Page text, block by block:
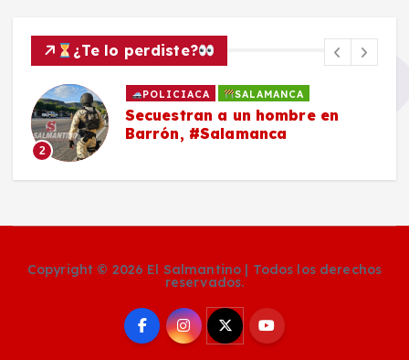
¿Te lo perdiste?
2
POLICIACA SALAMANCA
Secuestran a un hombre en
Barrón, #Salamanca
Copyright © 2026 El Salmantino | Todos los derechos
reservados.